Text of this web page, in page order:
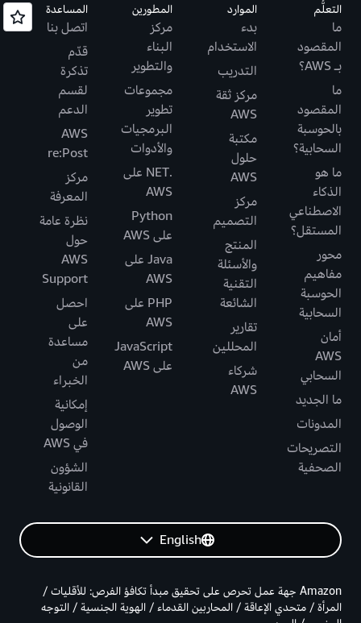
التعلُّم
ما
المقصود
بـ AWS؟
ما
المقصود
بالحوسبة
السحابية؟
ما هو
الذكاء
الاصطناعي
المستقل؟
محور
مفاهيم
الحوسبة
السحابية
أمان
AWS
السحابي
ما الجديد
المدونات
التصريحات
الصحفية
الموارد
بدء
الاستخدام
التدريب
مركز ثقة
AWS
مكتبة
حلول
AWS
مركز
التصميم
المنتج
والأسئلة
التقنية
الشائعة
تقارير
المحللين
شركاء
AWS
المطورين
مركز
البناء
والتطوير
مجموعات
تطوير
البرمجيات
والأدوات
.NET على
AWS
Python
على AWS
Java على
AWS
PHP على
AWS
JavaScript
على AWS
المساعدة
اتصل بنا
قدّم
تذكرة
لقسم
الدعم
AWS
re:Post
مركز
المعرفة
نظرة عامة
حول
AWS
Support
احصل
على
مساعدة
من
الخبراء
إمكانية
الوصول
في AWS
الشؤون
القانونية
English
Amazon جهة عمل تحرص على تحقيق مبدأ تكافؤ الفرص: للأقليات /
المرأة / متحدي الإعاقة / المحاربين القدماء / الهوية الجنسية / التوجه